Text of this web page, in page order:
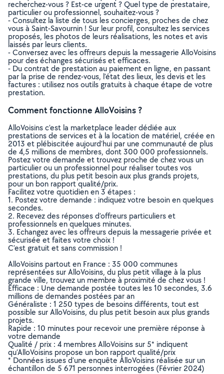
recherchez-vous ? Est-ce urgent ? Quel type de prestataire,
particulier ou professionnel, souhaitez-vous ?
- Consultez la liste de tous les concierges, proches de chez
vous à Saint-Savournin ! Sur leur profil, consultez les services
proposés, les photos de leurs réalisations, les notes et avis
laissés par leurs clients.
- Conversez avec les offreurs depuis la messagerie AlloVoisins
pour des échanges sécurisés et efficaces.
- Du contrat de prestation au paiement en ligne, en passant
par la prise de rendez-vous, l’état des lieux, les devis et les
factures : utilisez nos outils gratuits à chaque étape de votre
prestation.
Comment fonctionne AlloVoisins ?
AlloVoisins c’est la marketplace leader dédiée aux
prestations de services et à la location de matériel, créée en
2013 et plébiscitée aujourd’hui par une communauté de plus
de 4,5 millions de membres, dont 300 000 professionnels.
Postez votre demande et trouvez proche de chez vous un
particulier ou un professionnel pour réaliser toutes vos
prestations, du plus petit besoin aux plus grands projets,
pour un bon rapport qualité/prix.
Facilitez votre quotidien en 3 étapes :
1. Postez votre demande : indiquez votre besoin en quelques
secondes.
2. Recevez des réponses d’offreurs particuliers et
professionnels en quelques minutes.
3. Echangez avec les offreurs depuis la messagerie privée et
sécurisée et faites votre choix !
C’est gratuit et sans commission !
AlloVoisins partout en France : 35 000 communes
représentées sur AlloVoisins, du plus petit village à la plus
grande ville, trouvez un membre à proximité de chez vous !
Efficace : Une demande postée toutes les 10 secondes, 3.6
millions de demandes postées par an
Généraliste : 1 250 types de besoins différents, tout est
possible sur AlloVoisins, du plus petit besoin aux plus grands
projets.
Rapide : 10 minutes pour recevoir une première réponse à
votre demande
Qualité / prix : 4 membres AlloVoisins sur 5* indiquent
qu’AlloVoisins propose un bon rapport qualité/prix
* Données issues d’une enquête AlloVoisins réalisée sur un
échantillon de 5 671 personnes interrogées (Février 2024)